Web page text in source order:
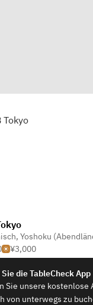
, Yoshoku (Abendländische
¥3,000
Sie die TableCheck
Sie unsere kostenlose
von unterwegs zu